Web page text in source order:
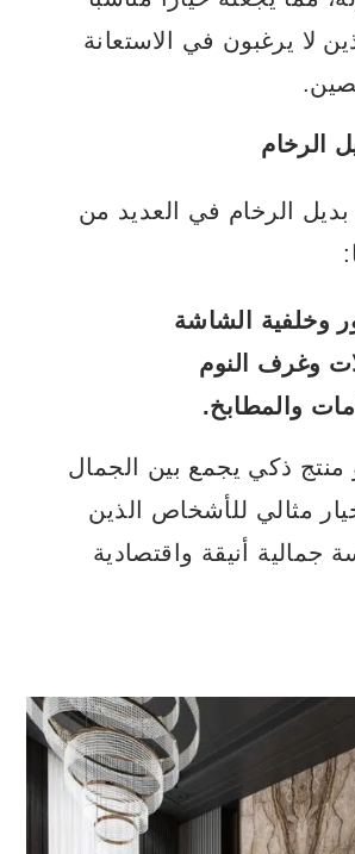
لا يرغبون في الاستعانة
الرخام
الرخام في العديد من
وخلفية الشاشة
وغرف النوم
والمطابخ.
منتج ذكي يجمع بين الجمال
مثالي للأشخاص الذين
جمالية أنيقة واقتصادية